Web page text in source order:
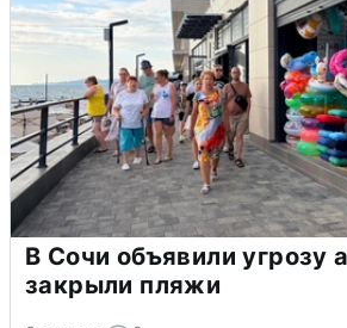
В Сочи объявили угрозу
закрыли пляжи